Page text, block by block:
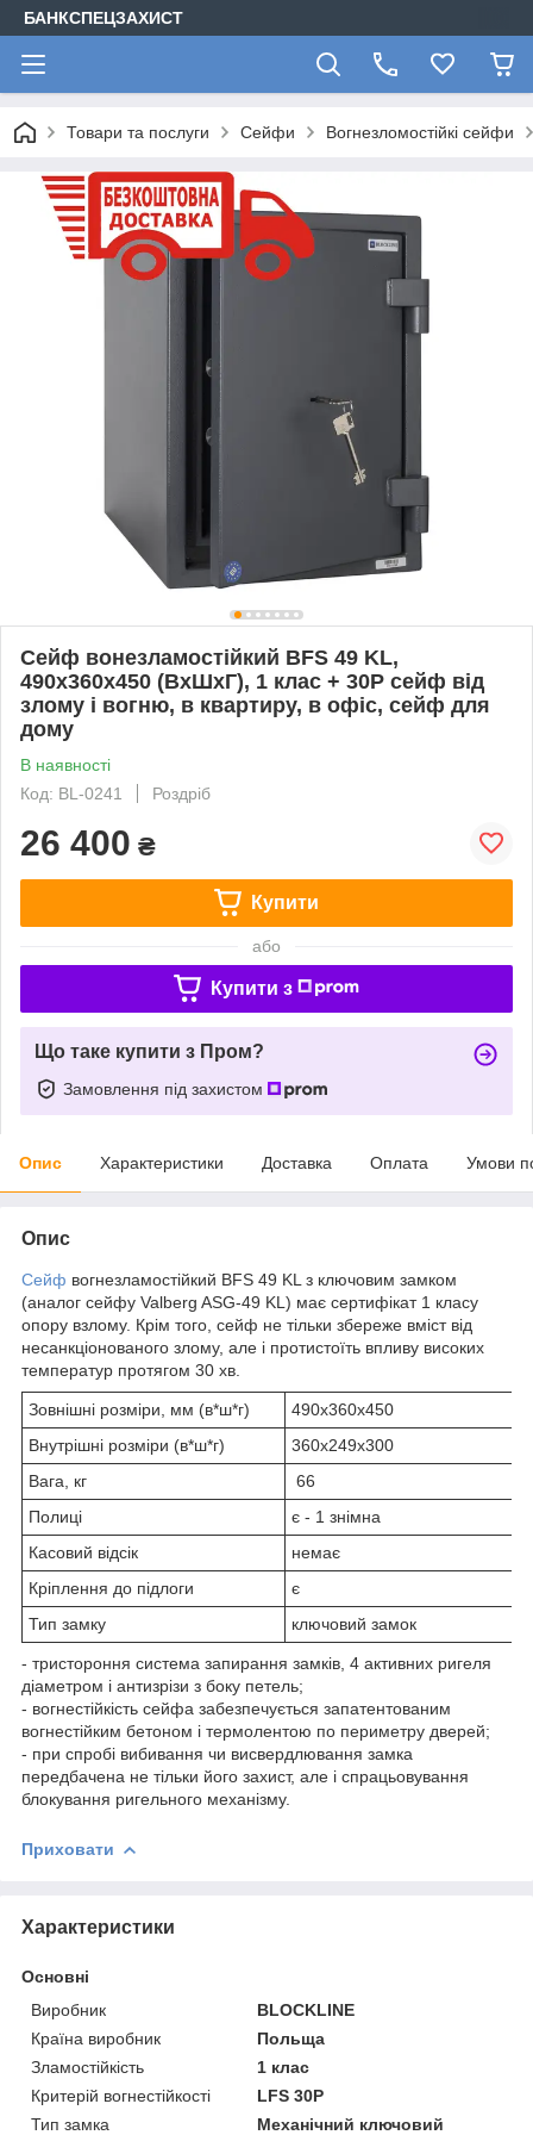
БАНКСПЕЦЗАХИСТ
Товари та послуги Сейфи Вогнезломостійкі сейфи
Сейф вонезламостійкий BFS 49 KL,
490x360x450 (ВхШхГ), 1 клас + 30P сейф від
злому і вогню, в квартиру, в офіс, сейф для
дому
В наявності
Код: BL-0241
Роздріб
26 400 ₴
Купити
або
Купити з
Що таке купити з Пром?
Замовлення під захистом
Опис Характеристики Доставка Оплата Умови
Опис
Сейф вогнезламостійкий BFS 49 KL з ключовим замком
(аналог сейфу Valberg ASG-49 KL) має сертифікат 1 класу
опору взлому. Крім того, сейф не тільки збереже вміст від
несанкціонованого злому, але і протистоїть впливу високих
температур протягом 30 хв.
Зовнішні розміри, мм (в*ш*г)
490х360х450
Внутрішні розміри (в*ш*г)
360х249х300
Вага, кг
66
Полиці
є - 1 знімна
Касовий відсік
немає
Кріплення до підлоги
є
Тип замку
ключовий замок
- тристороння система запирання замків, 4 активних ригеля
діаметром і антизрізи з боку петель;
- вогнестійкість сейфа забезпечується запатентованим
вогнестійким бетоном і термолентою по периметру дверей;
- при спробі вибивання чи висвердлювання замка
передбачена не тільки його захист, але і спрацьовування
блокування ригельного механізму.
Приховати
Характеристики
Основні
Виробник
BLOCKLINE
Країна виробник
Польща
Зламостійкість
1 клас
Критерій вогнестійкості
LFS 30P
Тип замка
Механічний ключовий